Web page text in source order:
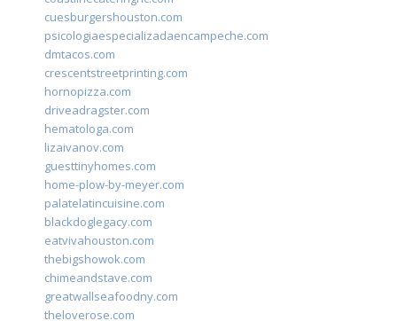
cuesburgershouston.com
psicologiaespecializadaencampeche.com
dmtacos.com
crescentstreetprinting.com
hornopizza.com
driveadragster.com
hematologa.com
lizaivanov.com
guesttinyhomes.com
home-plow-by-meyer.com
palatelatincuisine.com
blackdoglegacy.com
eatvivahouston.com
thebigshowok.com
chimeandstave.com
greatwallseafoodny.com
theloverose.com